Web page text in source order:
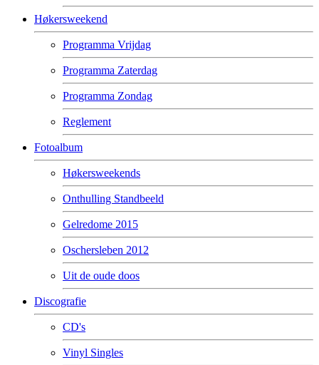
Høkersweekend
Programma Vrijdag
Programma Zaterdag
Programma Zondag
Reglement
Fotoalbum
Høkersweekends
Onthulling Standbeeld
Gelredome 2015
Oschersleben 2012
Uit de oude doos
Discografie
CD's
Vinyl Singles